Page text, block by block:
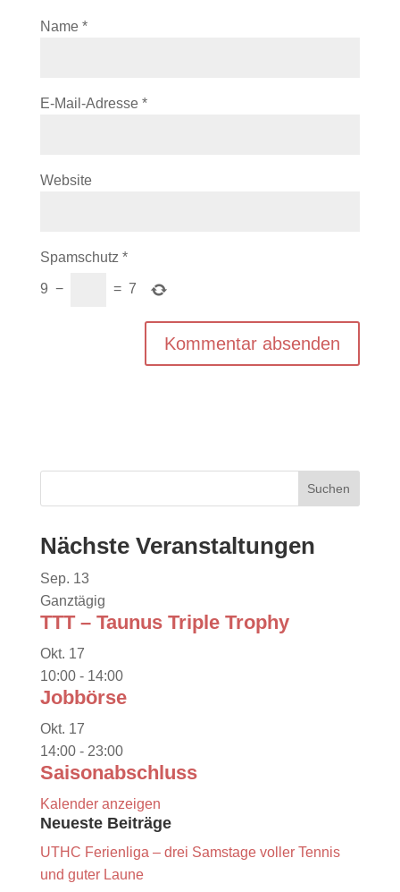
Name *
E-Mail-Adresse *
Website
Spamschutz *
9 − = 7
Nächste Veranstaltungen
Sep. 13
Ganztägig
TTT – Taunus Triple Trophy
Okt. 17
10:00- 14:00
Jobbörse
Okt. 17
14:00- 23:00
Saisonabschluss
Kalender anzeigen
Neueste Beiträge
UTHC Ferienliga – drei Samstage voller Tennis
und guter Laune